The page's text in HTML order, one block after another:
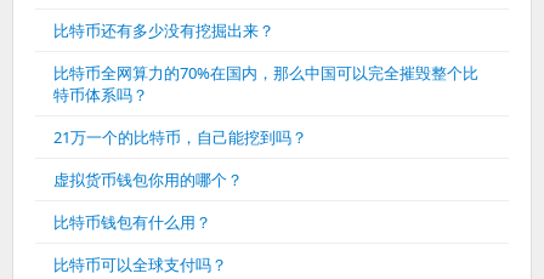
比特币还有多少没有挖掘出来？
比特币全网算力的70%在国内，那么中国可以完全摧毁整个比
特币体系吗？
21万一个的比特币，自己能挖到吗？
虚拟货币钱包你用的哪个？
比特币钱包有什么用？
比特币可以全球支付吗？